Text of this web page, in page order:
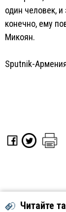
один человек,
конечно, ему
Микоян.
Sputnik-
Читайте